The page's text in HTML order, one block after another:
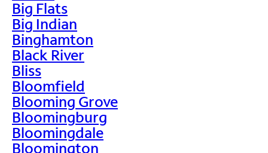
Big Flats
Big Indian
Binghamton
Black River
Bliss
Bloomfield
Blooming Grove
Bloomingburg
Bloomingdale
Bloomington